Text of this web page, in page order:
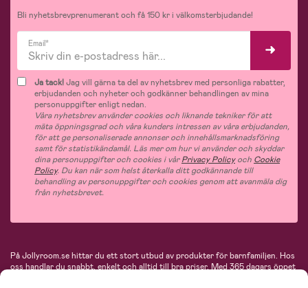
Bli nyhetsbrevprenumerant och få 150 kr i välkomsterbjudande!
Email*
Ja tack!Jag vill gärna ta del av nyhetsbrev med personliga rabatter,
erbjudanden och nyheter och godkänner behandlingen av mina
personuppgifter enligt nedan.
Våra nyhetsbrev använder cookies och liknande tekniker för att
mäta öppningsgrad och våra kunders intressen av våra erbjudanden,
för att ge personaliserade annonser och innehållsmarknadsföring
samt för statistikändamål. Läs mer om hur vi använder och skyddar
dina personuppgifter och cookies i vårPrivacy Policyoch Cookie
Policy. Du kan när som helst återkalla ditt godkännande till
behandling av personuppgifter och cookies genom att avanmäla dig
från nyhetsbrevet.
På Jollyroom.se hittar du ett stort utbud av produkter för barnfamiljen. Hos
oss handlar du snabbt, enkelt och alltid till bra priser.Med 365 dagars öppet